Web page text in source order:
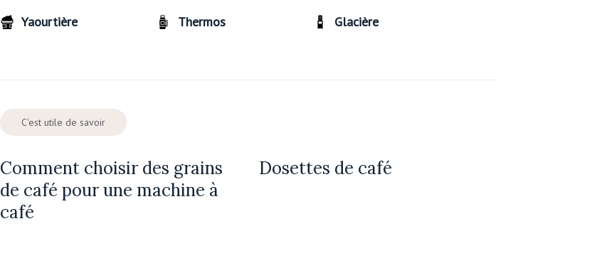
Yaourtière
Thermos Glacière
C'est utile de savoir
Comment choisir des grains
de café pour une machine à
café
Dosettes de café